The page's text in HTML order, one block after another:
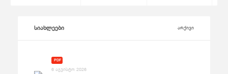
სიახლეები არქივი
PDF
6 აგვისტო 2026